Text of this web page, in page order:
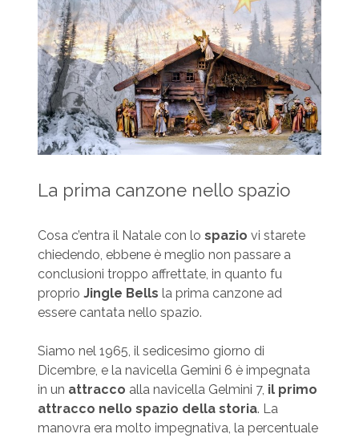
La prima canzone nello spazio
Cosa c’entra il Natale con lo spazio vi starete
chiedendo, ebbene è meglio non passare a
conclusioni troppo affrettate, in quanto fu
proprio Jingle Bells la prima canzone ad
essere cantata nello spazio.
Siamo nel 1965, il sedicesimo giorno di
Dicembre, e la navicella Gemini 6 è impegnata
in un attracco alla navicella Gelmini 7, il primo
attracco nello spazio della storia. La
manovra era molto impegnativa, la percentuale